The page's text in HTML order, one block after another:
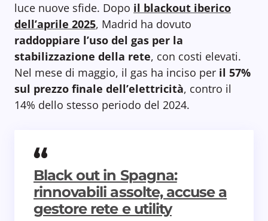
luce nuove sfide. Dopo il blackout iberico
dell’aprile 2025, Madrid ha dovuto
raddoppiare l’uso del gas per la
stabilizzazione della rete, con costi elevati.
Nel mese di maggio, il gas ha inciso per il 57%
sul prezzo finale dell’elettricità, contro il
14% dello stesso periodo del 2024.
Black out in Spagna:
rinnovabili assolte, accuse a
gestore rete e utility